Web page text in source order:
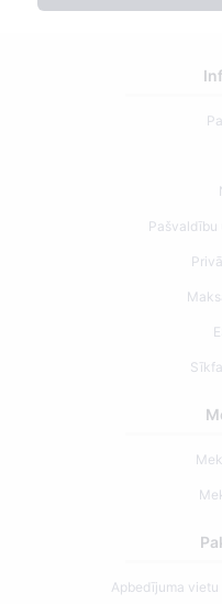
Pašvaldību
Apbedījuma